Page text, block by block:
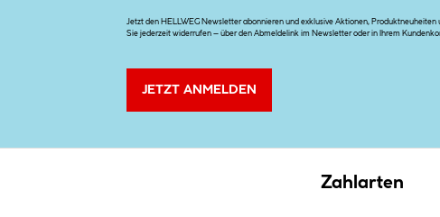
Jetzt den HELLWEG Newsletter abonnieren und exklusive Aktionen,
Sie jederzeit widerrufen – über den Abmeldelink im Newsletter oder in Ihrem
JETZT ANMELDEN
Zahlarten